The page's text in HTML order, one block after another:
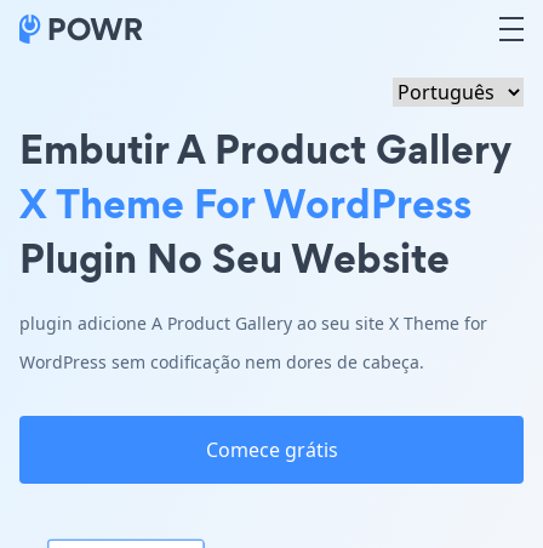
Embutir A Product Gallery
X Theme For WordPress
Plugin No Seu Website
plugin adicione A Product Gallery ao seu site X Theme for
WordPress sem codificação nem dores de cabeça.
Comece grátis